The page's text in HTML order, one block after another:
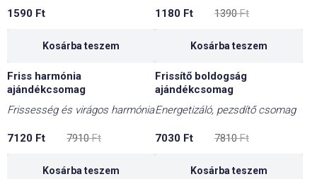
1590 Ft
Kosárba teszem
1390Ft
price
1180 Ft
price
Kosárba teszem
Friss harmónia
ajándékcsomag
Frissesség és virágos harmónia
7910Ft
price
7120 Ft
price
Kosárba teszem
Frissítő boldogság
ajándékcsomag
Energetizáló, pezsdítő csomag
7810Ft
price
7030 Ft
price
Kosárba teszem